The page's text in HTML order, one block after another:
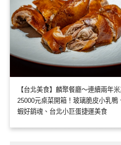
【台北美食】麟聚餐廳～連續兩年
25000元桌菜開箱！玻璃脆皮小乳
蝦好銷魂、台北小巨蛋捷運美食